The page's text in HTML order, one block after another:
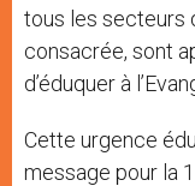
tous les secteurs
consacrée, sont
d’éduquer à
Cette urgence
message pour la